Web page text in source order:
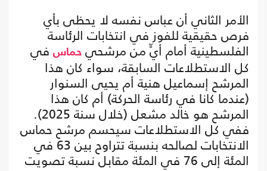
الأمر الثاني أن عباس نفسه لا يحظى بأي
فرص حقيقية للفوز في انتخابات الرئاسة
الفلسطينية أمام أيٍّ من مرشحي حماس في
كل الاستطلاعات السابقة، سواء كان هذا
المرشح إسماعيل هنية أم يحيى السنوار
(عندما كانا في رئاسة الحركة) أم كان هذا
المرشح هو خالد مشعل (خلال سنة 2025).
ففي كل الاستطلاعات سيحسم مرشح حماس
الانتخابات لصالحه بنسبة تتراوح بين 63 في
المئة إلى 76 في المئة مقابل نسبة تصويت